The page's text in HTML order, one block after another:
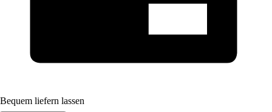
Bequem liefern lassen